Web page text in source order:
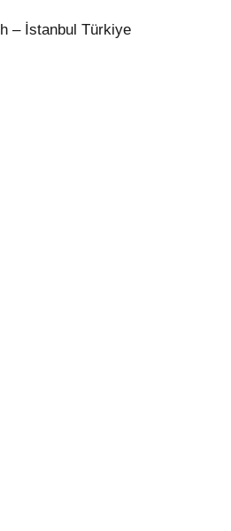
– İstanbul Türkiye